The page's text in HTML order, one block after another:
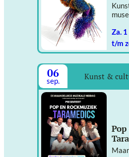
za.
t/m
06
sep. Kunst &